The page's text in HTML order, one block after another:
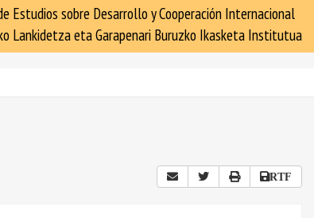
Estudios sobre Desarrollo y Cooperación Internacional
Lankidetza eta Garapenari Buruzko Ikasketa Institutua
RTF